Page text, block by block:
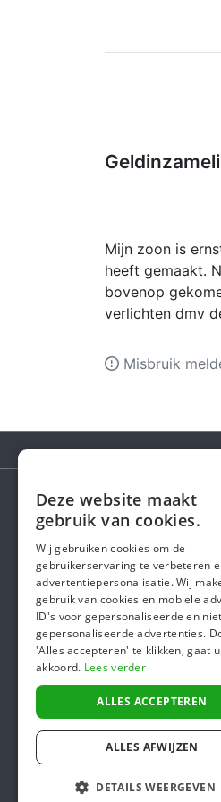
Mijn zoon is
heeft gemaakt.
bovenop
verlichten dmv
Misbruik
Steunactie
Over ons
In de media
Veiligheid &
Algemene
Privacybeleid
Cookiebeleid
Deze website maakt
gebruik van cookies.
Wij gebruiken cookies om de
gebruikerservaring te verbeteren
advertentiepersonalisatie. Wij
gebruik van cookies en mobiele
ID's voor gepersonaliseerde en
gepersonaliseerde advertenties.
'Alles accepteren' te klikken, gaat
akkoord. Lees verder
ALLES ACCEPTEREN
ALLES AFWIJZEN
DETAILS WEERGEVEN